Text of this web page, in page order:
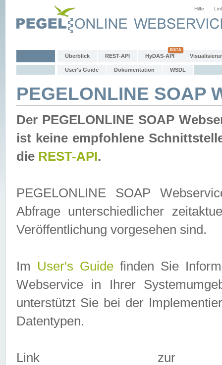
Hilfe
Überblick REST-API HyDAS-API
User's Guide Dokumentation WSDL
PEGELONLINE SOAP
Der PEGELONLINE SOAP
ist keine empfohlene
die REST-API.
PEGELONLINE SOAP
Abfrage unterschiedlicher
Veröffentlichung vorgesehen sind.
Im User's Guidefinden Sie
Webservice in Ihrer
unterstützt Sie bei der
Datentypen.
Link zur